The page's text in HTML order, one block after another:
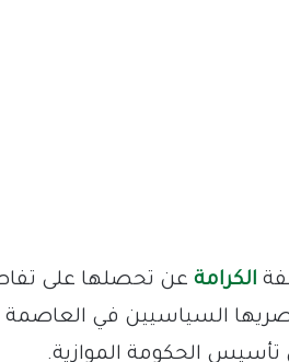
الكرامة عن تحصلها على
السياسيين في العاصمة
الحكومة الموازية.